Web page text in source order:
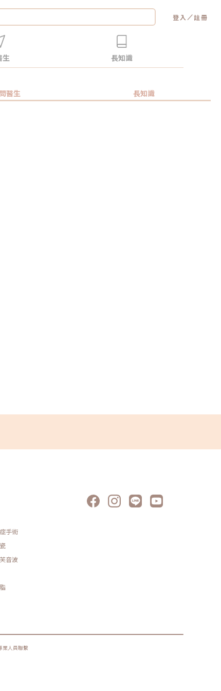
登入 ／註冊
生 長知識
問醫生 長知識
手術
音波
業人員聯繫